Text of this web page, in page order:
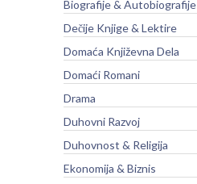
Biografije & Autobiografije
Dečije Knjige & Lektire
Domaća Književna Dela
Domaći Romani
Drama
Duhovni Razvoj
Duhovnost & Religija
Ekonomija & Biznis